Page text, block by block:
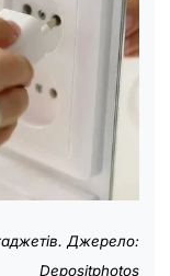
Джерело:
Depositphotos